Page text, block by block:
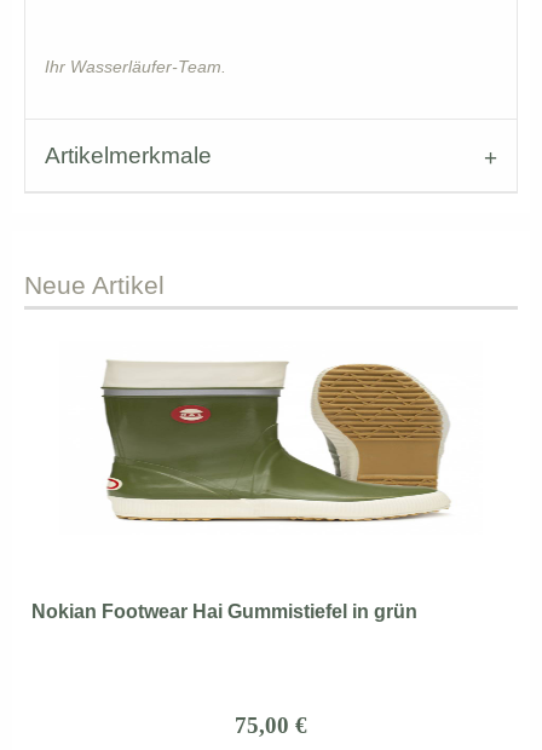
Ihr Wasserläufer-Team.
Artikelmerkmale
Neue Artikel
Nokian Footwear Hai Gummistiefel in grün
75,00 €